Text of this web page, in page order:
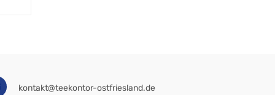
kontakt@teekontor-ostfriesland.de